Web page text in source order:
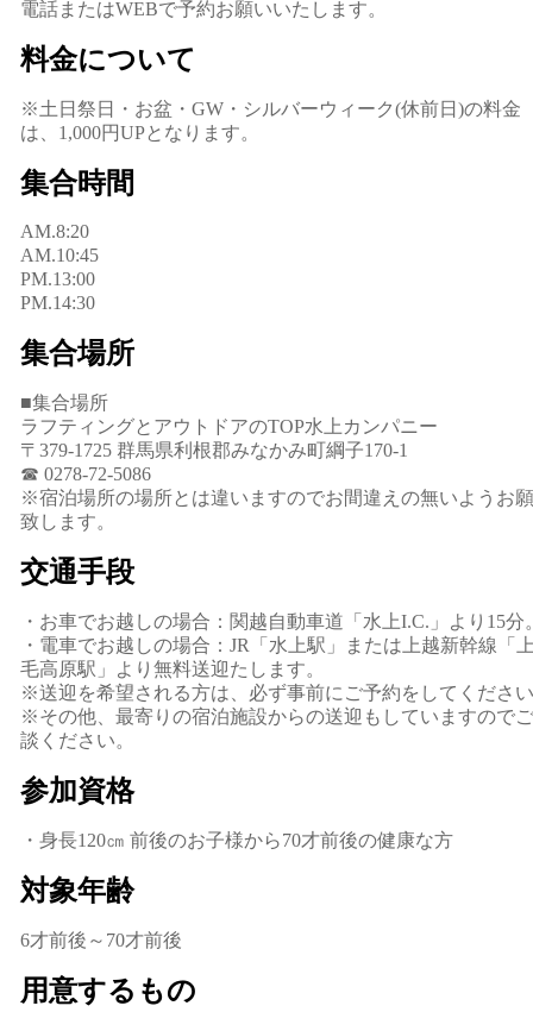
電話またはWEBで予約お願いいたします。
料金について
※土日祭日・お盆・GW・シルバーウィーク(休前日)の料金
は、1,000円UPとなります。
集合時間
AM.8:20
AM.10:45
PM.13:00
PM.14:30
集合場所
■集合場所
ラフティングとアウトドアのTOP水上カンパニー
〒379-1725 群馬県利根郡みなかみ町綱子170-1
☎ 0278-72-5086
※宿泊場所の場所とは違いますのでお間違えの無いようお
致します。
交通手段
・お車でお越しの場合：関越自動車道「水上I.C.」より15分
・電車でお越しの場合：JR「水上駅」または上越新幹線「
毛高原駅」より無料送迎たします。
※送迎を希望される方は、必ず事前にご予約をしてくださ
※その他、最寄りの宿泊施設からの送迎もしていますので
談ください。
参加資格
・身長120㎝ 前後のお子様から70才前後の健康な方
対象年齢
6才前後～70才前後
用意するもの